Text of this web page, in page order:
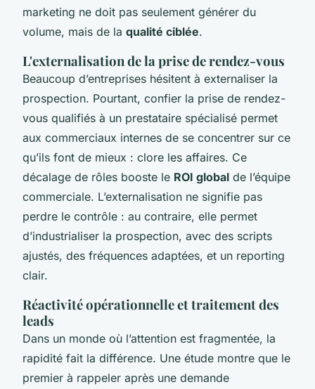
marketing ne doit pas seulement générer du
volume, mais de la qualité ciblée.
L'externalisation de la prise de rendez-vous
Beaucoup d’entreprises hésitent à externaliser la
prospection. Pourtant, confier la prise de rendez-
vous qualifiés à un prestataire spécialisé permet
aux commerciaux internes de se concentrer sur ce
qu’ils font de mieux : clore les affaires. Ce
décalage de rôles booste le ROI global de l’équipe
commerciale. L’externalisation ne signifie pas
perdre le contrôle : au contraire, elle permet
d’industrialiser la prospection, avec des scripts
ajustés, des fréquences adaptées, et un reporting
clair.
Réactivité opérationnelle et traitement des
leads
Dans un monde où l’attention est fragmentée, la
rapidité fait la différence. Une étude montre que le
premier à rappeler après une demande